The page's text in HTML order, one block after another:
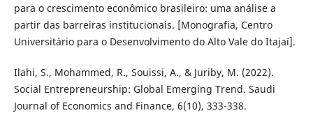
para o crescimento econômico brasileiro: uma análise a
partir das barreiras institucionais. [Monografia, Centro
Universitário para o Desenvolvimento do Alto Vale do Itajaí].
Ilahi, S., Mohammed, R., Souissi, A., & Juriby, M. (2022).
Social Entrepreneurship: Global Emerging Trend. Saudi
Journal of Economics and Finance, 6(10), 333-338.